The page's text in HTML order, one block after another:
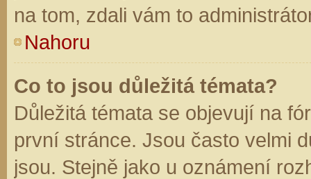
na tom, zdali vám to
Nahoru
Co to jsou důležitá témata?
Důležitá témata se objevují na
první stránce. Jsou často velmi
jsou. Stejně jako u oznámení